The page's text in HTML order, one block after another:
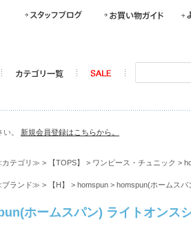
い。 新規会員登録はこちらから。
テゴリ≫ > 【TOPS】 > ワンピース・チュニック >
ランド≫ > 【H】 > homspun > homspun(ホームスパ
ホームスパン) ライトオンス